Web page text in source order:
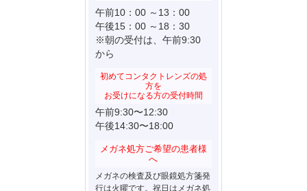
午前10：00 ～13：00
午後15：00 ～18：30
※朝の受付は、午前9:30
から
初めてコンタクトレンズの処
方を
お受けになる方の受付時間
午前9:30〜12:30
午後14:30〜18:00
メガネ処方ご希望の患者様
へ
メガネの検査及び眼鏡処方箋発
行は火曜です。祝日はメガネ処